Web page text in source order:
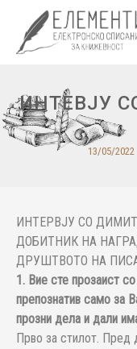
ИНТЕВЈУ
13/05/2022
ИНТЕРВЈУ СО
ДОБИТНИК НА
ДРУШТВОТО НА
1. Вие сте прозаист
препознатив само за
прозни дела и дали
Прво за стилот. Пред